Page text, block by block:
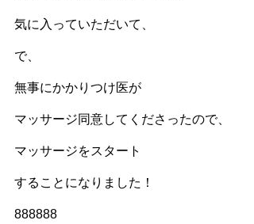
気に入っていただいて、
で、
無事にかかりつけ医が
マッサージ同意してくださったので、
マッサージをスタート
することになりました！
888888